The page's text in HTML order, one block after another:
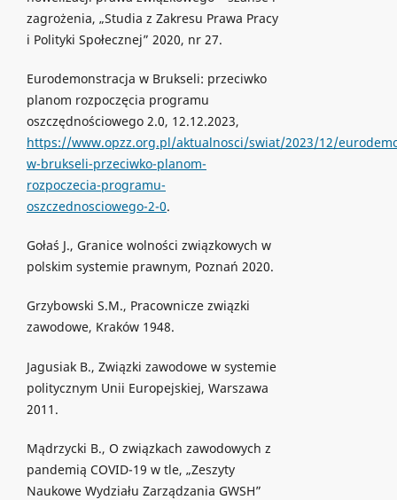
zagrożenia, „Studia z Zakresu Prawa Pracy
i Polityki Społecznej” 2020, nr 27.
Eurodemonstracja w Brukseli: przeciwko
planom rozpoczęcia programu
oszczędnościowego 2.0, 12.12.2023,
https://www.opzz.org.pl/aktualnosci/swiat/2023/12/
w-brukseli-przeciwko-planom-
rozpoczecia-programu-
oszczednosciowego-2-0.
Gołaś J., Granice wolności związkowych w
polskim systemie prawnym, Poznań 2020.
Grzybowski S.M., Pracownicze związki
zawodowe, Kraków 1948.
Jagusiak B., Związki zawodowe w systemie
politycznym Unii Europejskiej, Warszawa
2011.
Mądrzycki B., O związkach zawodowych z
pandemią COVID-19 w tle, „Zeszyty
Naukowe Wydziału Zarządzania GWSH”